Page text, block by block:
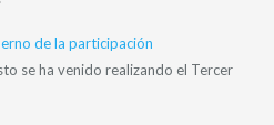
de la participación
se ha venido realizando el Tercer